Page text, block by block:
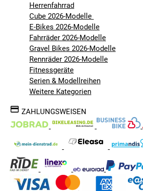
Herrenfahrrad
Cube 2026-Modelle
E-Bikes 2026-Modelle
Fahrräder 2026-Modelle
Gravel Bikes 2026-Modelle
Rennräder 2026-Modelle
Fitnessgeräte
Serien & Modellreihen
Weitere Kategorien
ZAHLUNGSWEISEN